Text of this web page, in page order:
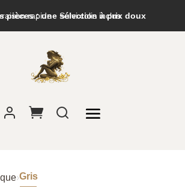
rapide · Suivi colis inclus
pièces : une sélection à prix doux
›Gris